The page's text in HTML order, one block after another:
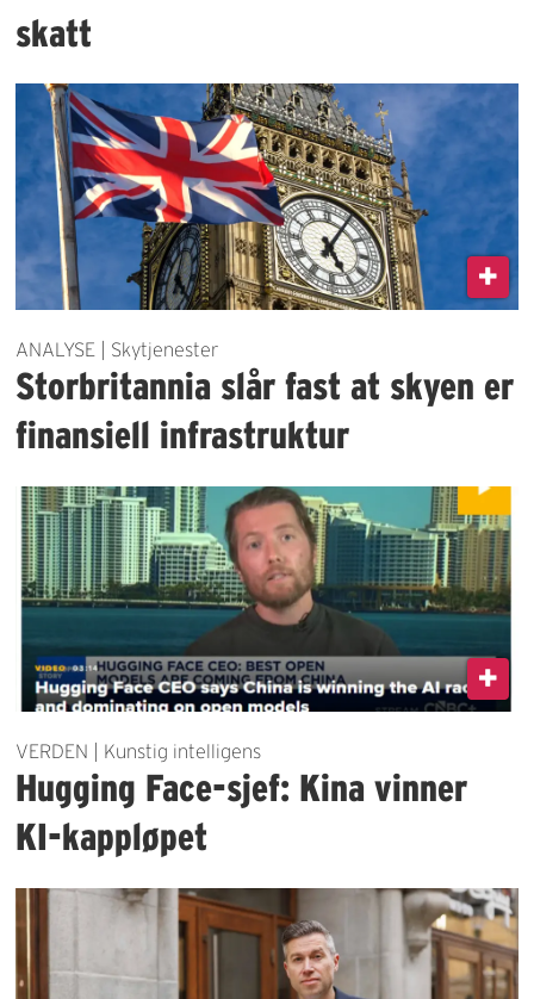
skatt
ANALYSE | Skytjenester
Storbritannia slår fast at skyen er
finansiell infrastruktur
VERDEN | Kunstig intelligens
Hugging Face-sjef: Kina vinner
KI-kappløpet